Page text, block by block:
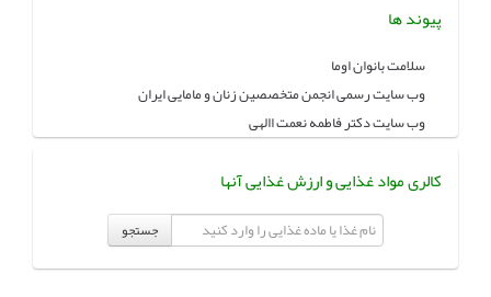
پیوند ها
سلامت بانوان اوما
وب سایت رسمی انجمن متخصصین زنان و مامایی ایران
وب سایت دکتر فاطمه نعمت االهی
کالری مواد غذایی و ارزش غذایی آنها
جستجو